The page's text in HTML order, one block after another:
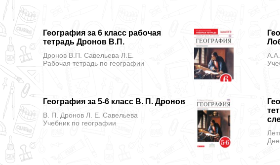
География за 6 класс рабочая
тетрадь Дронов В.П.
Дронов В.П. Савельева Л.Е.
Рабочая тетрадь по географии
География за 5-6 класс В. П. Дронов
В. П. Дронов Л. Е. Савельева
Учебник по географии